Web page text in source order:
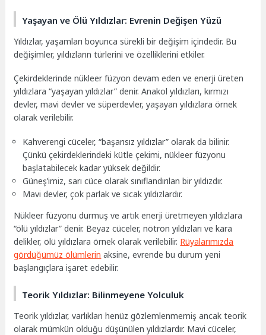
Yaşayan ve Ölü Yıldızlar: Evrenin Değişen Yüzü
Yıldızlar, yaşamları boyunca sürekli bir değişim içindedir. Bu
değişimler, yıldızların türlerini ve özelliklerini etkiler.
Çekirdeklerinde nükleer füzyon devam eden ve enerji üreten
yıldızlara “yaşayan yıldızlar” denir. Anakol yıldızları, kırmızı
devler, mavi devler ve süperdevler, yaşayan yıldızlara örnek
olarak verilebilir.
Kahverengi cüceler, “başarısız yıldızlar” olarak da bilinir.
Çünkü çekirdeklerindeki kütle çekimi, nükleer füzyonu
başlatabilecek kadar yüksek değildir.
Güneş’imiz, sarı cüce olarak sınıflandırılan bir yıldızdır.
Mavi devler, çok parlak ve sıcak yıldızlardır.
Nükleer füzyonu durmuş ve artık enerji üretmeyen yıldızlara
“ölü yıldızlar” denir. Beyaz cüceler, nötron yıldızları ve kara
delikler, ölü yıldızlara örnek olarak verilebilir. Rüyalarımızda
gördüğümüz ölümlerin aksine, evrende bu durum yeni
başlangıçlara işaret edebilir.
Teorik Yıldızlar: Bilinmeyene Yolculuk
Teorik yıldızlar, varlıkları henüz gözlemlenmemiş ancak teorik
olarak mümkün olduğu düşünülen yıldızlardır. Mavi cüceler,